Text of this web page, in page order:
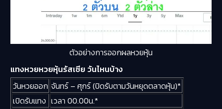
ตัวอย่างการออกผลหวยหุ้น
แทงหวยหวยหุ้นรัสเซีย วันไหนบ้าง
วันหวยออก จันทร์ – ศุกร์ (ปิดรับตามวันหยุดตลาดหุ้น)*
เปิดรับแทง เวลา 00.00น.*